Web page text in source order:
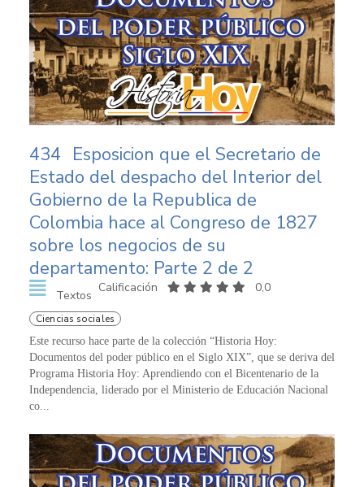
434 Esposicion que el Secretario de
Estado del despacho del Interior del
Gobierno de la Republica de
Colombia hace al Congreso de 1827
sobre los negocios de su
departamento: Parte 2 de 2
Textos
Calificación 0,0
Ciencias sociales
Este recurso hace parte de la colección “Historia Hoy:
Documentos del poder público en el Siglo XIX”, que se deriva del
Programa Historia Hoy: Aprendiendo con el Bicentenario de la
Independencia, liderado por el Ministerio de Educación Nacional
co...